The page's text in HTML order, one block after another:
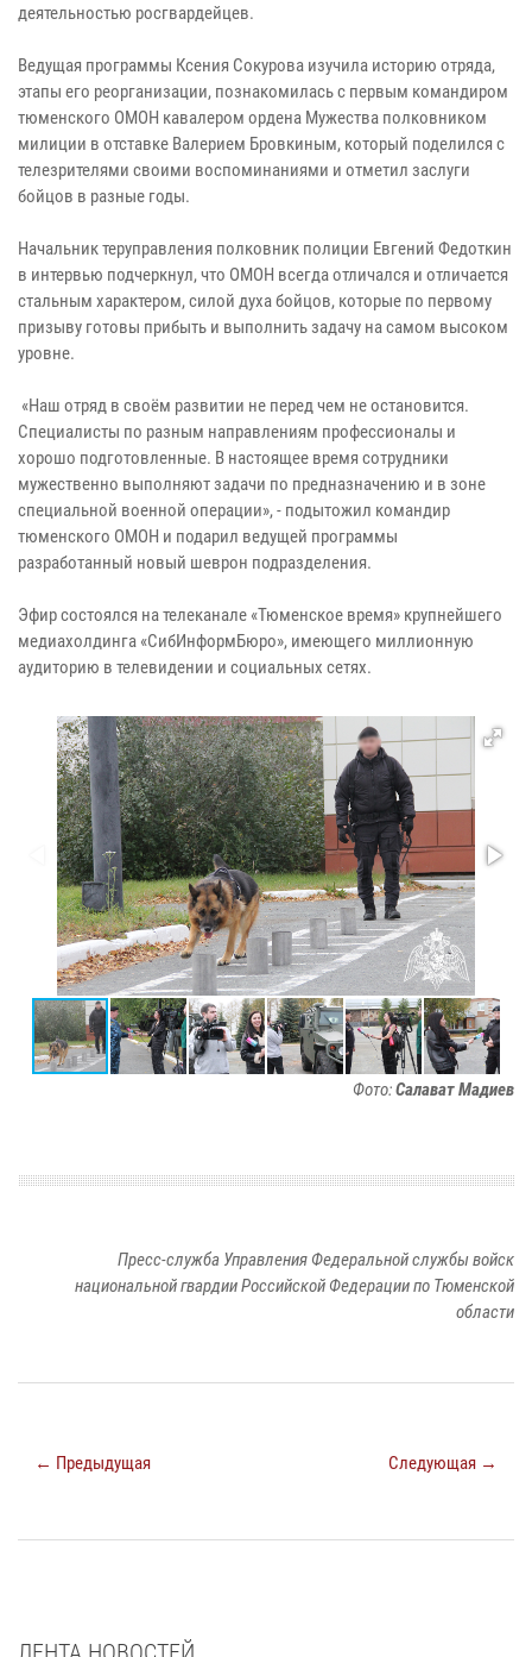
деятельностью росгвардейцев.
Ведущая программы Ксения Сокурова изучила историю отряда,
этапы его реорганизации, познакомилась с первым командиром
тюменского ОМОН кавалером ордена Мужества полковником
милиции в отставке Валерием Бровкиным, который поделился с
телезрителями своими воспоминаниями и отметил заслуги
бойцов в разные годы.
Начальник теруправления полковник полиции Евгений Федоткин
в интервью подчеркнул, что ОМОН всегда отличался и отличается
стальным характером, силой духа бойцов, которые по первому
призыву готовы прибыть и выполнить задачу на самом высоком
уровне.
«Наш отряд в своём развитии не перед чем не остановится.
Специалисты по разным направлениям профессионалы и
хорошо подготовленные. В настоящее время сотрудники
мужественно выполняют задачи по предназначению и в зоне
специальной военной операции», - подытожил командир
тюменского ОМОН и подарил ведущей программы
разработанный новый шеврон подразделения.
Эфир состоялся на телеканале «Тюменское время» крупнейшего
медиахолдинга «СибИнформБюро», имеющего миллионную
аудиторию в телевидении и социальных сетях.
Фото:Салават Мадиев
Пресс-служба Управления Федеральной службы войск
национальной гвардии Российской Федерации по Тюменской
области
← Предыдущая Следующая →